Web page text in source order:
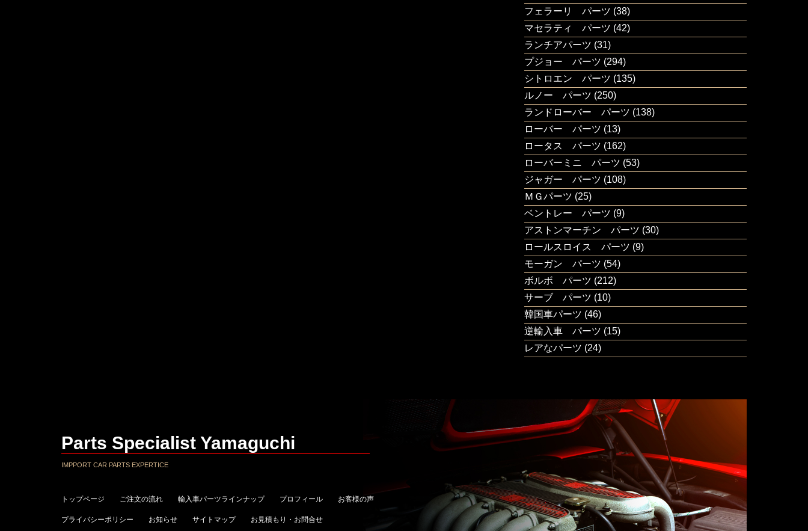
フェラーリ パーツ (38)
マセラティ パーツ (42)
ランチアパーツ (31)
プジョー パーツ (294)
シトロエン パーツ (135)
ルノー パーツ (250)
ランドローバー パーツ (138)
ローバー パーツ (13)
ロータス パーツ (162)
ローバーミニ パーツ (53)
ジャガー パーツ (108)
ＭＧパーツ (25)
ベントレー パーツ (9)
アストンマーチン パーツ (30)
ロールスロイス パーツ (9)
モーガン パーツ (54)
ボルボ パーツ (212)
サーブ パーツ (10)
韓国車パーツ (46)
逆輸入車 パーツ (15)
レアなパーツ (24)
Parts Specialist Yamaguchi
IMPPORT CAR PARTS EXPERTICE
トップページ ご注文の流れ 輸入車パーツラインナップ プロフィール お客様の声
プライバシーポリシー お知らせ サイトマップ お見積もり・お問合せ